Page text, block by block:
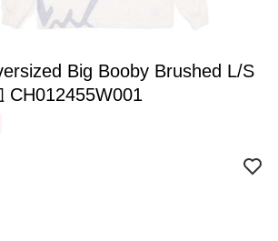
Big Booby Brushed L/S
CH012455W001